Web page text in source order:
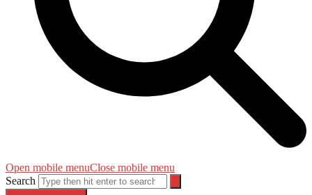
Open mobile menuClose mobile menu
Search